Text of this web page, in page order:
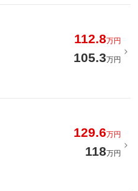
112.8万円
105.3万円
129.6万円
118万円